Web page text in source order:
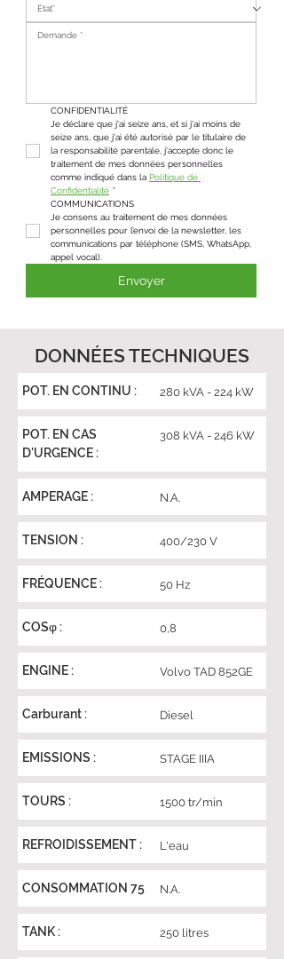
CONFIDENTIALITÉ
Je déclare que j'ai seize ans, et si j'ai moins de
seize ans, que j'ai été autorisé par le titulaire de
la responsabilité parentale, j'accepte donc le
traitement de mes données personnelles
comme indiqué dans la Politique de
Confidentialité *
COMMUNICATIONS
Je consens au traitement de mes données
personnelles pour l’envoi de la newsletter, les
communications par téléphone (SMS, WhatsApp,
appel vocal).
Envoyer
DONNÉES TECHNIQUES
POT. EN CONTINU : 280 kVA - 224 kW
POT. EN CAS
D'URGENCE :
308 kVA - 246 kW
AMPERAGE : N.A.
TENSION : 400/230 V
FRÉQUENCE : 50 Hz
COSφ : 0,8
ENGINE : Volvo TAD 852GE
Carburant : Diesel
EMISSIONS : STAGE IIIA
TOURS : 1500 tr/min
REFROIDISSEMENT : L'eau
CONSOMMATION 75 N.A.
TANK : 250 litres